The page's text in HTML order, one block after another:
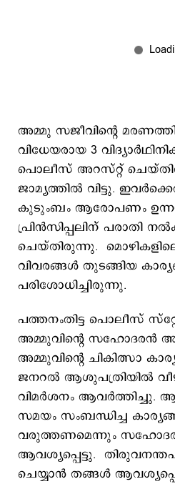
അമ്മു സജീവിന്റെ
വിധേയരായ 3
പൊലീസ് അറസ്റ്റ്
ജാമ്യത്തില്‍ വിട്ടു.
കുടുംബം ആരോപണം
പ്രിൻസിപ്പലിന് പരാതി
ചെയ്തിരുന്നു.
വിവരങ്ങൾ തുടങ്ങിയ
പരിശോധിച്ചിരുന്നു.
പത്തനംതിട്ട പൊലീസ്
അമ്മുവിന്റെ സഹോദരൻ
അമ്മുവിന്റെ ചികിത്സാ
ജനറൽ ആശുപത്രിയിൽ
വിമർശനം ആവർത്തിച്ചു.
സമയം സംബന്ധിച്ച
വരുത്തണമെന്നും
ആവശ്യപ്പെട്ടു.
ചെയ്യാൻ തങ്ങൾ